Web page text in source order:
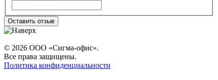
Оставить отзыв
© 2026 ООО «Сигма-офис».
Все права защищены.
Политика конфиденциальности